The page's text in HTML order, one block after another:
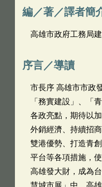
編／著／譯者簡
高雄市政府工務局
序言／導讀
市長序 高雄市市政
「務實建設」、「
各政亮點，期待以
外銷經濟、持續招
雙港優勢、打造青
平台等各項措施，
高雄發大財，成為
慧城市展」中，高